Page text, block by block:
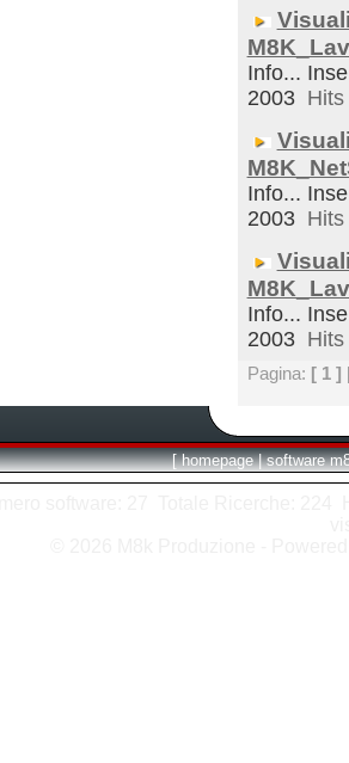
Info...
2003
Info...
2003
Info...
2003
Pagina: [ 1 ]
[ homepage | software